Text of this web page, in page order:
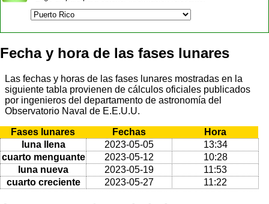
Fecha y hora de las fases lunares
Las fechas y horas de las fases lunares mostradas en la
siguiente tabla provienen de cálculos oficiales publicados
por ingenieros del departamento de astronomía del
Observatorio Naval de E.E.U.U.
Fases lunares Fechas
Hora
luna llena
2023-05-05
13:34
cuarto menguante
2023-05-12
10:28
luna nueva
2023-05-19
11:53
cuarto creciente
2023-05-27 11:22